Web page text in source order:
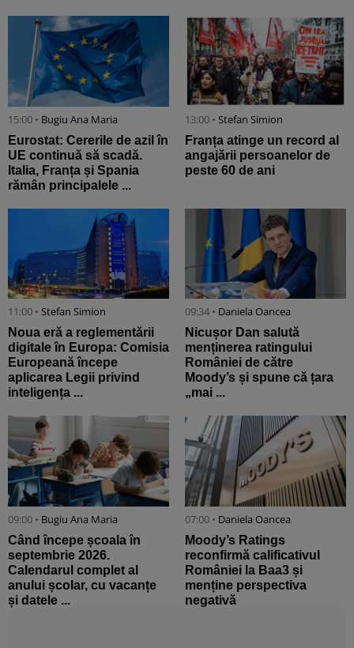
15:00 • Bugiu ⁠Ana Maria
Eurostat: Cererile de azil în
UE continuă să scadă.
Italia, Franța și Spania
rămân principalele ...
13:00 • Stefan Simion
Franța atinge un record al
angajării persoanelor de
peste 60 de ani
11:00 • Stefan Simion
Noua eră a reglementării
digitale în Europa: Comisia
Europeană începe
aplicarea Legii privind
inteligența ...
09:34 • Daniela Oancea
Nicușor Dan salută
menținerea ratingului
României de către
Moody’s și spune că țara
„mai ...
09:00 • Bugiu ⁠Ana Maria
Când începe școala în
septembrie 2026.
Calendarul complet al
anului școlar, cu vacanțe
și datele ...
07:00 • Daniela Oancea
Moody’s Ratings
reconfirmă calificativul
României la Baa3 și
menține perspectiva
negativă